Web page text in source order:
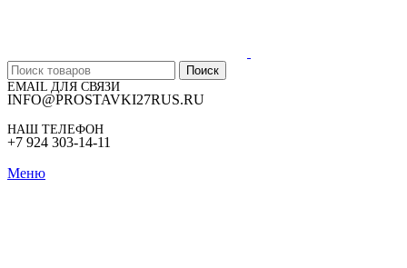
Поиск
EMAIL ДЛЯ СВЯЗИ
INFO@PROSTAVKI27RUS.RU
НАШ ТЕЛЕФОН
+7 924 303-14-11
Меню